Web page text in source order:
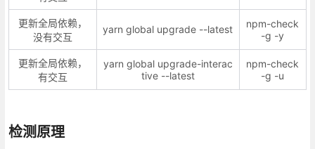
更新全局依赖，
没有交互
yarn global upgrade --latest
npm-check
-g -y
更新全局依赖，
有交互
yarn global upgrade-interac
tive --latest
npm-check
-g -u
检测原理